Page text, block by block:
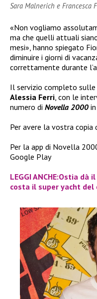
Sara Malnerich e Francesca
«Non vogliamo
ma che quelli attuali
mesi», hanno spiegato
diminuire i giorni di
correttamente durante
Il servizio completo sulle
Alessia Ferri , con le
numero di Novella 2000
Per avere la vostra
Per la app di Novella
Google Play
LEGGI ANCHE:Ostia
costa il super yacht